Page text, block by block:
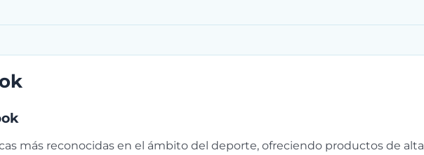
más reconocidas en el ámbito del deporte, ofreciendo productos de alta